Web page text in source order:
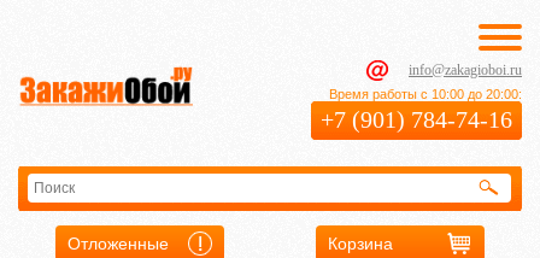
info@zakagioboi.ru
Время работы с 10:00 до 20:00:
+7 (901) 784-74-16
Отложенные Корзина